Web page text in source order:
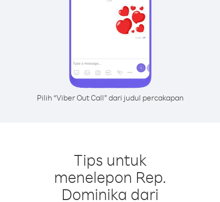
Pilih “Viber Out Call” dari judul percakapan
Tips untuk
menelepon Rep.
Dominika dari